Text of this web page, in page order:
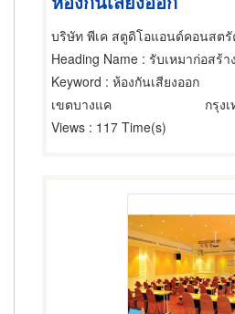
บริษัท พีเค สตูดิโอแอนด์คอนสต
Heading Name : รับเหมาก่อสร้า
Keyword : ห้องกันเสียงออก
เขตบางแค
กรุง
Views : 117 Time(s)